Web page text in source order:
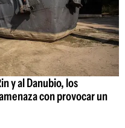
y al Danubio, los
con provocar un